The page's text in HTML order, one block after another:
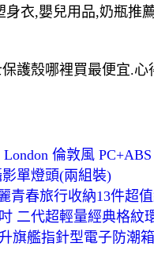
身衣,嬰兒用品,奶瓶
護殼哪裡買最便宜.
倫敦風
單燈頭(兩組裝)
青春旅行收納13件超
二代超輕量經典格紋
旗艦指針型電子防潮